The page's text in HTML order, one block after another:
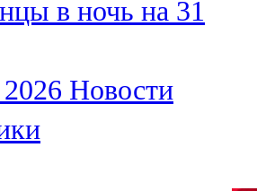
в ночь на 31
Новости